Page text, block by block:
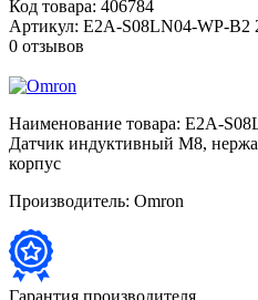
Код товара: 406784
Артикул: E2A-S08LN04-WP-B2
0 отзывов
Наименование товара: E2A-
Датчик индуктивный M8,
корпус
Производитель: Omron
Гарантия производителя